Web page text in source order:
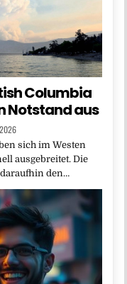
Columbia
Notstand aus
sich im Westen
ausgebreitet. Die
den…